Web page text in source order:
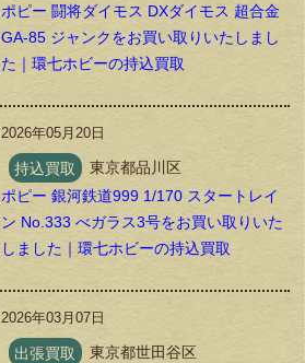
ポピー 闘将ダイモス DXダイモス 超合金
GA-85 ジャンクをお買い取りいたしまし
た｜環七ホビーの持込買取
2026年05月20日
持込買取
東京都品川区
ポピー 銀河鉄道999 1/170 スタートレイ
ン No.333 べガラス3号をお買い取りいた
しました｜環七ホビーの持込買取
2026年03月07日
出張買取
東京都世田谷区